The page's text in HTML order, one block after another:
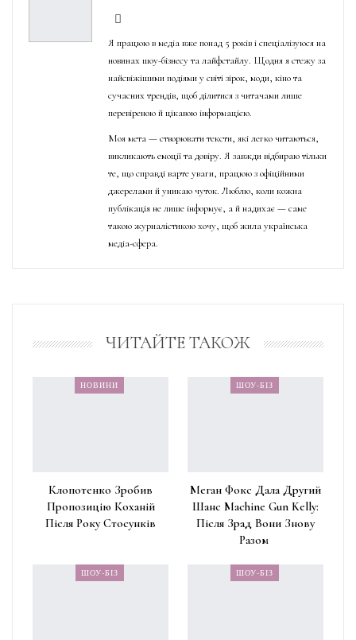
Я працюю в медіа вже понад 5 років і спеціалізуюся на
новинах шоу-бізнесу та лайфстайлу. Щодня я стежу за
найсвіжішими подіями у світі зірок, моди, кіно та
сучасних трендів, щоб ділитися з читачами лише
перевіреною й цікавою інформацією.
Моя мета — створювати тексти, які легко читаються,
викликають емоції та довіру. Я завжди відбираю тільки
те, що справді варте уваги, працюю з офіційними
джерелами й уникаю чуток. Люблю, коли кожна
публікація не лише інформує, а й надихає — саме
такою журналістикою хочу, щоб жила українська
медіа-сфера.
ЧИТАЙТЕ ТАКОЖ
НОВИНИ
Клопотенко Зробив
Пропозицію Коханій
Після Року Стосунків
ШОУ-БІЗ
Меган Фокс Дала Другий
Шанс Machine Gun Kelly:
Після Зрад Вони Знову
Разом
ШОУ-БІЗ ШОУ-БІЗ